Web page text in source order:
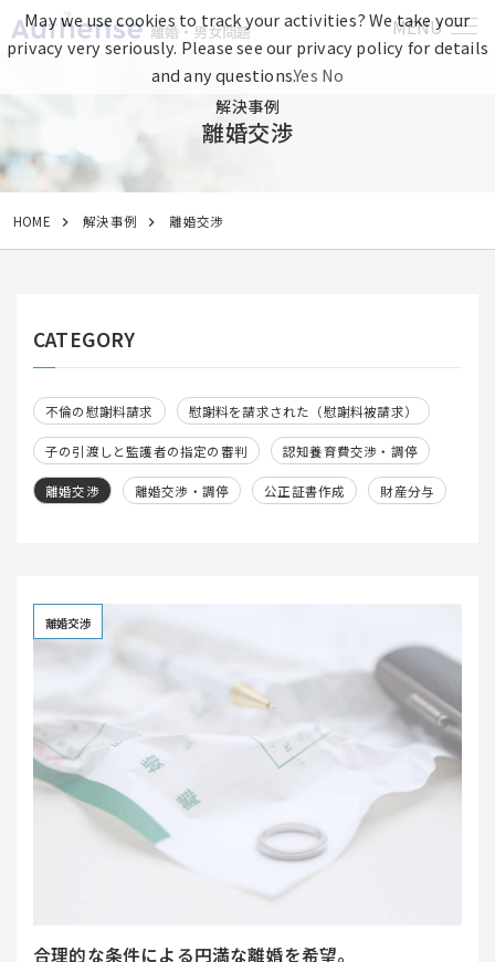
MENU
離婚・男女問題
解決事例
離婚交渉
HOME 解決事例 離婚交渉
CATEGORY
不倫の慰謝料請求 慰謝料を請求された（慰謝料被請求）
子の引渡しと監護者の指定の審判 認知養育費交渉・調停
離婚交渉 離婚交渉・調停 公正証書作成 財産分与
離婚交渉
合理的な条件による円満な離婚を希望。
May we use cookies to track your activities? We take your
privacy very seriously. Please see our privacy policy for details
and any questions.Yes No